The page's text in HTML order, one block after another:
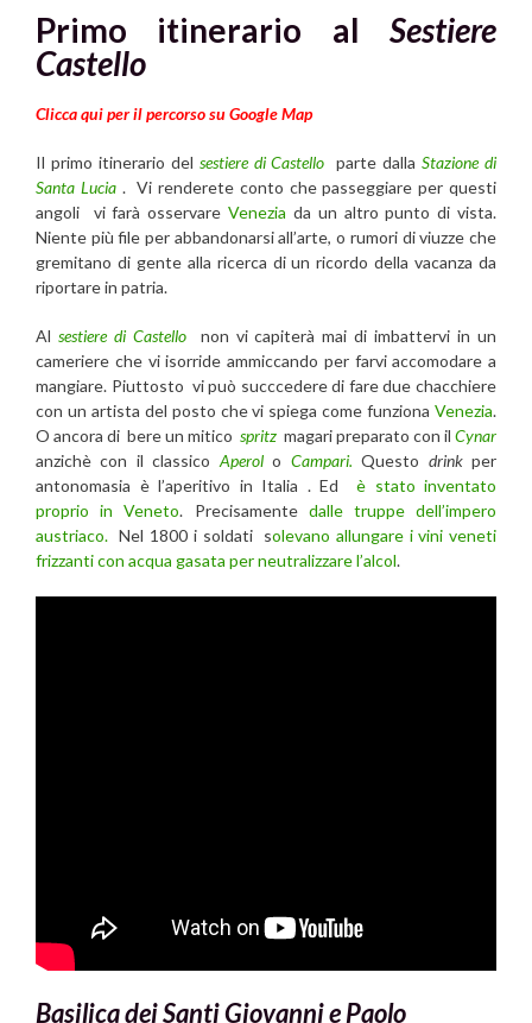
Primo itinerario al Sestiere
Castello
Clicca qui per il percorso su Google Map
Il primo itinerario del sestiere di Castello parte dallaStazione di
Santa Lucia. Vi renderete conto che passeggiare per questi
angoli vi farà osservareVenezia da un altro punto di vista.
Niente più file per abbandonarsi all’arte, o rumori di viuzze che
gremitano di gente alla ricerca di un ricordo della vacanza da
riportare in patria.
Al sestiere di Castello non vi capiterà mai di imbattervi in un
cameriere che vi isorride ammiccando per farvi accomodare a
mangiare. Piuttosto vi può succcedere di fare due chacchiere
con un artista del posto che vi spiega come funziona Venezia.
O ancora di bere un mitico spritz magari preparato con il Cynar
anzichè con il classico Aperolo Campari.Questo drinkper
antonomasia è l’aperitivo in Italia . Ed
è stato inventato
proprio in Veneto. Precisamente dalle truppe dell’impero
austriaco. Nel 1800 i soldati solevano allungare i vini veneti
frizzanti con acqua gasata per neutralizzare l’alcol.
Basilica dei Santi Giovanni e Paolo